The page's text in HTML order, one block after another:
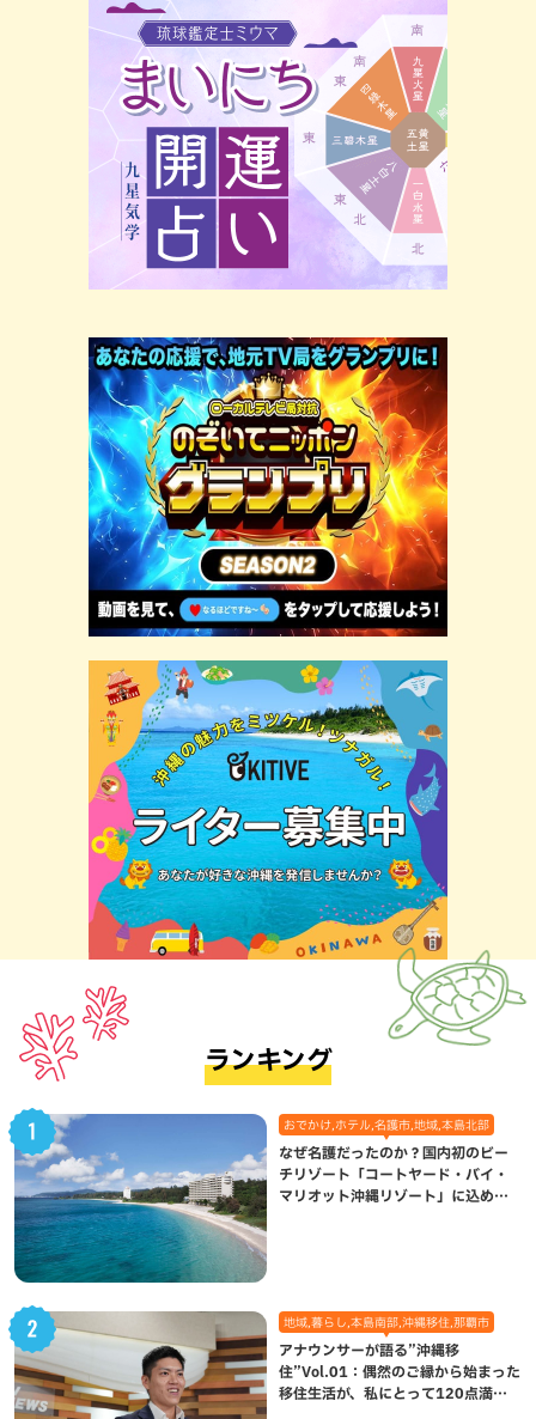
ランキング
おでかけ,ホテル,名護市,地域,本島北部
なぜ名護だったのか？国内初のビー
チリゾート「コートヤード・バイ・
マリオット沖縄リゾート」に込めら
地域,暮らし,本島南部,沖縄移住,那覇市
アナウンサーが語る”沖縄移
住”Vol.01：偶然のご縁から始まった
移住生活が、私にとって120点満点